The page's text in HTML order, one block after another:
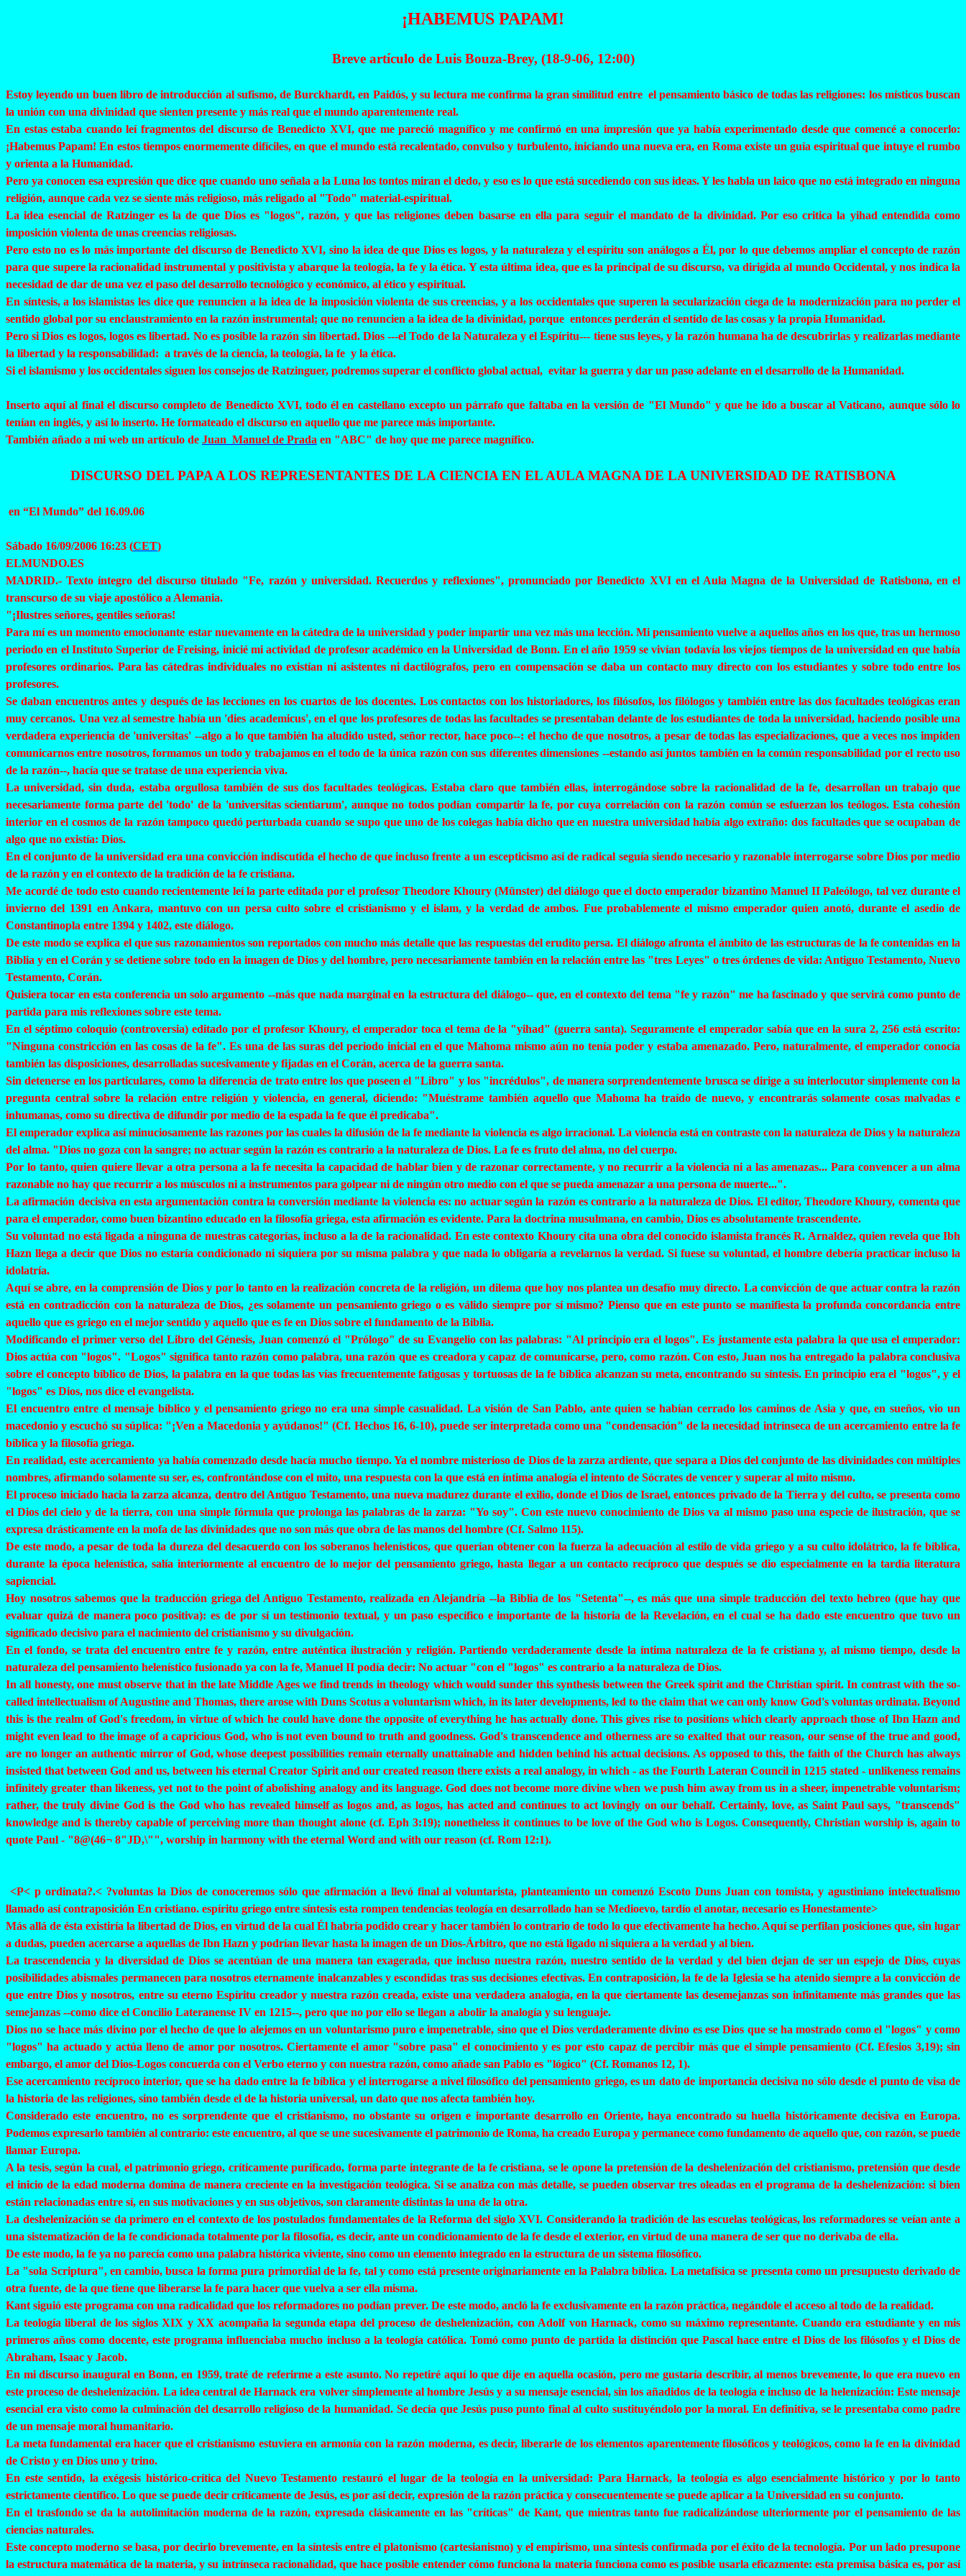
¡HABEMUS PAPAM!
Breve artículo de Luis Bouza-Brey, (18-9-06, 12:00)
Estoy leyendo un buen libro de introducción al sufismo, deBurckhardt, en Paidós, y su lectura me confirma la gran similitud entre el pensamiento básico de todas las religiones: los místicos buscan
la unión con una divinidad que sienten presente y más real que el mundo aparentemente real.
En estas estaba cuando leí fragmentos del discurso de Benedicto XVI, que me pareció magnífico y me confirmó en una impresión que ya había experimentado desde que comencé a conocerlo:
¡Habemus Papam! En estos tiempos enormemente difíciles, en que el mundo está recalentado, convulso y turbulento, iniciando una nueva era, en Roma existe un guía espiritual que intuye el rumbo
y orienta a la Humanidad.
Pero ya conocen esa expresión que dice que cuando uno señala a la Luna los tontos miran el dedo, y eso es lo que está sucediendo con sus ideas. Y les habla un laico que no está integrado en ninguna
religión, aunque cada vez se siente más religioso, más religado al "Todo" material-espiritual.
La idea esencial de Ratzinger es la de que Dios es "logos", razón, y que las religiones deben basarse en ella para seguir el mandato de la divinidad. Por eso critica la yihad entendida como
imposición violenta de unas creencias religiosas.
Pero esto no es lo más importante del discurso de Benedicto XVI, sino la idea de que Dios es logos, y la naturaleza y el espíritu son análogos a Él, por lo que debemos ampliar el concepto de razón
para que supere la racionalidad instrumental y positivista y abarque la teología, la fe y la ética. Y esta última idea, que es la principal de su discurso, va dirigida al mundo Occidental, y nos indica la
necesidad de dar de una vez el paso del desarrollo tecnológico y económico, al ético y espiritual.
En síntesis, a los islamistas les dice que renuncien a la idea de la imposición violenta de sus creencias, y a los occidentales que superen la secularización ciega de la modernización para no perder el
sentido global por su enclaustramiento en la razón instrumental; que no renuncien a la idea de la divinidad, porque entonces perderán el sentido de las cosas y la propia Humanidad.
Pero si Dios es logos, logos es libertad. No es posible la razón sin libertad. Dios ---el Todo de la Naturaleza y el Espíritu--- tiene sus leyes, y la razón humana ha de descubrirlas y realizarlas mediante
la libertad y la responsabilidad: a través de la ciencia, la teología, la fe y la ética.
Si el islamismo y los occidentales siguen los consejos de Ratzinguer, podremos superar el conflicto global actual, evitar la guerra y dar un paso adelante en el desarrollo de la Humanidad.
Inserto aquí al final el discurso completo de Benedicto XVI, todo él en castellano excepto un párrafo que faltaba en la versión de "El Mundo" y que he ido a buscar al Vaticano, aunque sólo lo
tenían en inglés, y así lo inserto. He formateado el discurso en aquello que me parece más importante.
También añado a mi web un artículo de Juan Manuel de Prada en "ABC" de hoy que me parece magnífico.
DISCURSO DEL PAPA A LOS REPRESENTANTES DE LA CIENCIA EN EL AULA MAGNA DE LA UNIVERSIDAD DE RATISBONA
en “El Mundo” del 16.09.06
Sábado 16/09/2006 16:23 (CET)
ELMUNDO.ES
MADRID.- Texto íntegro del discurso titulado "Fe, razón y universidad. Recuerdos y reflexiones", pronunciado por Benedicto XVI en el Aula Magna de la Universidad de Ratisbona, en el
transcurso de su viaje apostólico a Alemania.
"¡Ilustres señores, gentiles señoras!
Para mí es un momento emocionante estar nuevamente en la cátedra de la universidad y poder impartir una vez más una lección. Mi pensamiento vuelve a aquellos años en los que, tras un hermoso
periodo en el Instituto Superior deFreising, inicié mi actividad de profesor académico en la Universidad de Bonn. En el año 1959 se vivían todavía los viejos tiempos de la universidad en que había
profesores ordinarios. Para las cátedras individuales no existían ni asistentes ni dactilógrafos, pero en compensación se daba un contacto muy directo con los estudiantes y sobre todo entre los
profesores.
Se daban encuentros antes y después de las lecciones en los cuartos de los docentes. Los contactos con los historiadores, los filósofos, los filólogos y también entre las dos facultades teológicas eran
muy cercanos. Una vez al semestre había un 'dies academicus', en el que los profesores de todas las facultades se presentaban delante de los estudiantes de toda la universidad, haciendo posible una
verdadera experiencia de 'universitas' --algo a lo que también ha aludido usted, señor rector, hace poco--: el hecho de que nosotros, a pesar de todas las especializaciones, que a veces nos impiden
comunicarnos entre nosotros, formamos un todo y trabajamos en el todo de la única razón con sus diferentes dimensiones --estando así juntos también en la común responsabilidad por el recto uso
de la razón--, hacía que se tratase de una experiencia viva.
La universidad, sin duda, estaba orgullosa también de sus dos facultades teológicas. Estaba claro que también ellas, interrogándose sobre la racionalidad de la fe, desarrollan un trabajo que
necesariamente forma parte del 'todo' de la 'universitas scientiarum', aunque no todos podían compartir la fe, por cuya correlación con la razón común se esfuerzan los teólogos. Esta cohesión
interior en el cosmos de la razón tampoco quedó perturbada cuando se supo que uno de los colegas había dicho que en nuestra universidad había algo extraño: dos facultades que se ocupaban de
algo que no existía: Dios.
En el conjunto de la universidad era una convicción indiscutida el hecho de que incluso frente a un escepticismo así de radical seguía siendo necesario y razonable interrogarse sobre Dios por medio
de la razón y en el contexto de la tradición de la fe cristiana.
Me acordé de todo esto cuando recientemente leí la parte editada por el profesor Theodore Khoury(Münster) del diálogo que el docto emperador bizantino Manuel II Paleólogo, tal vez durante el
invierno del 1391 en Ankara, mantuvo con un persa culto sobre el cristianismo y el islam, y la verdad de ambos. Fue probablemente el mismo emperador quien anotó, durante el asedio de
Constantinopla entre 1394 y 1402, este diálogo.
De este modo se explica el que sus razonamientos son reportados con mucho más detalle que las respuestas del erudito persa. El diálogo afronta el ámbito de las estructuras de la fe contenidas en la
Biblia y en el Corán y se detiene sobre todo en la imagen de Dios y del hombre, pero necesariamente también en la relación entre las "tres Leyes" o tres órdenes de vida: Antiguo Testamento, Nuevo
Testamento, Corán.
Quisiera tocar en esta conferencia un solo argumento --más que nada marginal en la estructura del diálogo-- que, en el contexto del tema "fe y razón" me ha fascinado y que servirá como punto de
partida para mis reflexiones sobre este tema.
En el séptimo coloquio (controversia) editado por el profesor Khoury, el emperador toca el tema de la "yihad" (guerra santa). Seguramente el emperador sabía que enla sura 2, 256 está escrito:
"Ninguna constricción en las cosas de la fe". Es una de lassuras del periodo inicial en el que Mahoma mismo aún no tenía poder y estaba amenazado. Pero, naturalmente, el emperador conocía
también las disposiciones, desarrolladas sucesivamente y fijadas en el Corán, acerca de la guerra santa.
Sin detenerse en los particulares, como la diferencia de trato entre los que poseen el "Libro" y los "incrédulos", de manera sorprendentemente brusca se dirige a su interlocutor simplemente con la
pregunta central sobre la relación entre religión y violencia, en general, diciendo: "Muéstrame también aquello que Mahoma ha traído de nuevo, y encontrarás solamente cosas malvadas e
inhumanas, como su directiva de difundir por medio de la espada la fe que él predicaba".
El emperador explica así minuciosamente las razones por las cuales la difusión de la fe mediante la violencia es algo irracional. La violencia está en contraste con la naturaleza de Dios y la naturaleza
del alma. "Dios no goza con la sangre; no actuar según la razón es contrario a la naturaleza de Dios. La fe es fruto del alma, no del cuerpo.
Por lo tanto, quien quiere llevar a otra persona a la fe necesita la capacidad de hablar bien y de razonar correctamente, y no recurrir a la violencia ni a las amenazas... Para convencer a un alma
razonable no hay que recurrir a los músculos ni a instrumentos para golpear ni de ningún otro medio con el que se pueda amenazar a una persona de muerte...".
La afirmación decisiva en esta argumentación contra la conversión mediante la violencia es: no actuar según la razón es contrario a la naturaleza de Dios. El editor,Theodore Khoury, comenta que
para el emperador, como buen bizantino educado en la filosofía griega, esta afirmación es evidente. Para la doctrina musulmana, en cambio, Dios es absolutamente trascendente.
Su voluntad no está ligada a ninguna de nuestras categorías, incluso a la de la racionalidad. En este contexto Khourycita una obra del conocido islamista francés R. Arnaldez, quien revela que Ibh
Hazn llega a decir que Dios no estaría condicionado ni siquiera por su misma palabra y que nada lo obligaría a revelarnos la verdad. Si fuese su voluntad, el hombre debería practicar incluso la
idolatría.
Aquí se abre, en la comprensión de Dios y por lo tanto en la realización concreta de la religión, un dilema que hoy nos plantea un desafío muy directo. La convicción de que actuar contra la razón
está en contradicción con la naturaleza de Dios, ¿es solamente un pensamiento griego o es válido siempre por sí mismo? Pienso que en este punto se manifiesta la profunda concordancia entre
aquello que es griego en el mejor sentido y aquello que es fe en Dios sobre el fundamento de la Biblia.
Modificando el primer verso del Libro del Génesis, Juan comenzó el "Prólogo" de su Evangelio con las palabras: "Al principio era el logos". Es justamente esta palabra la que usa el emperador:
Dios actúa con "logos". "Logos" significa tanto razón como palabra, una razón que es creadora y capaz de comunicarse, pero, como razón. Con esto, Juan nos ha entregado la palabra conclusiva
sobre el concepto bíblico de Dios, la palabra en la que todas las vías frecuentemente fatigosas y tortuosas de la fe bíblica alcanzan su meta, encontrando su síntesis. En principio era el "logos", y el
"logos" es Dios, nos dice el evangelista.
El encuentro entre el mensaje bíblico y el pensamiento griego no era una simple casualidad. La visión de San Pablo, ante quien se habían cerrado los caminos de Asia y que, en sueños, vio un
macedonio y escuchó su súplica: "¡Ven a Macedonia y ayúdanos!" (Cf. Hechos 16, 6-10), puede ser interpretada como una "condensación" de la necesidad intrínseca de un acercamiento entre la fe
bíblica y la filosofía griega.
En realidad, este acercamiento ya había comenzado desde hacía mucho tiempo. Ya el nombre misterioso de Dios de la zarza ardiente, que separa a Dios del conjunto de las divinidades con múltiples
nombres, afirmando solamente su ser, es, confrontándose con el mito, una respuesta con la que está en íntima analogía el intento de Sócrates de vencer y superar al mito mismo.
El proceso iniciado hacia la zarza alcanza, dentro del Antiguo Testamento, una nueva madurez durante el exilio, donde el Dios de Israel, entonces privado de la Tierra y del culto, se presenta como
el Dios del cielo y de la tierra, con una simple fórmula que prolonga las palabras de la zarza: "Yo soy". Con este nuevo conocimiento de Dios va al mismo paso una especie de ilustración, que se
expresa drásticamente en la mofa de las divinidades que no son más que obra de las manos del hombre (Cf. Salmo 115).
De este modo, a pesar de toda la dureza del desacuerdo con los soberanos helenísticos, que querían obtener con la fuerza la adecuación al estilo de vida griego y a su culto idolátrico, la fe bíblica,
durante la época helenística, salía interiormente al encuentro de lo mejor del pensamiento griego, hasta llegar a un contacto recíproco que después se dio especialmente en la tardía literatura
sapiencial.
Hoy nosotros sabemos que la traducción griega del Antiguo Testamento, realizada en Alejandría --la Biblia de los "Setenta"--, es más que una simple traducción del texto hebreo (que hay que
evaluar quizá de manera poco positiva): es de por sí un testimonio textual, y un paso específico e importante de la historia de la Revelación, en el cual se ha dado este encuentro que tuvo un
significado decisivo para el nacimiento del cristianismo y su divulgación.
En el fondo, se trata del encuentro entre fe y razón, entre auténtica ilustración y religión. Partiendo verdaderamente desde la íntima naturaleza de la fe cristiana y, al mismo tiempo, desde la
naturaleza del pensamiento helenístico fusionado ya con la fe, Manuel II podía decir: No actuar "con el "logos" es contrario a la naturaleza de Dios.
In all honesty, one must observe that in the lateMiddle Ages we find trends in theology which would sunder this synthesis between the Greek spirit and the Christian spirit. In contrast with the so-
called intellectualism of Augustine and Thomas, there arose with Duns Scotus a voluntarism which, in its later developments, led to the claim that we can only know God's voluntas ordinata. Beyond
this is the realm of God's freedom, in virtue of which he could have done the opposite of everything he has actually done. This gives rise to positions which clearly approach those of Ibn Hazn and
might even lead to the image of a capricious God, who is not even bound to truth and goodness. God's transcendence and otherness are so exalted that our reason, our sense of the true and good,
are no longer an authentic mirror of God, whose deepest possibilities remain eternally unattainable and hidden behind his actual decisions. As opposed to this, the faith of the Church has always
insisted that between God and us, between his eternal Creator Spirit and our created reason there exists a real analogy, in which - as the Fourth Lateran Council in 1215 stated - unlikeness remains
infinitely greater than likeness, yet not to the point of abolishing analogy and its language. God does not become more divine when we push him away from us in a sheer, impenetrable voluntarism;
rather, the truly divine God is the God who has revealed himself as logos and, as logos, has acted and continues to act lovingly on our behalf. Certainly, love, as Saint Paul says, "transcends"
knowledge and is thereby capable of perceiving more than thought alone (cf. Eph 3:19); nonetheless it continues to be love of the God who is Logos. Consequently, Christian worship is, again to
quote Paul - "8@(46¬ 8"JD,\"", worship in harmony with the eternal Word and with our reason (cf. Rom 12:1).
<P< p ordinata?.< ?voluntasla Dios de conoceremos sólo que afirmación a llevó final al voluntarista, planteamiento un comenzó EscotoDuns Juan con tomista, y agustiniano intelectualismo
llamado así contraposición En cristiano. espíritu griego entre síntesis esta rompen tendencias teología en desarrollado han se Medioevo, tardío el anotar, necesario es Honestamente>
Más allá de ésta existiría la libertad de Dios, en virtud de la cual Él habría podido crear y hacer también lo contrario de todo lo que efectivamente ha hecho. Aquí se perfilan posiciones que, sin lugar
a dudas, pueden acercarse a aquellas de Ibn Hazn y podrían llevar hasta la imagen de un Dios-Árbitro, que no está ligado ni siquiera a la verdad y al bien.
La trascendencia y la diversidad de Dios se acentúan de una manera tan exagerada, que incluso nuestra razón, nuestro sentido de la verdad y del bien dejan de ser un espejo de Dios, cuyas
posibilidades abismales permanecen para nosotros eternamente inalcanzables y escondidas tras sus decisiones efectivas. En contraposición, la fe de la Iglesia se ha atenido siempre a la convicción de
que entre Dios y nosotros, entre su eterno Espíritu creador y nuestra razón creada, existe una verdadera analogía, en la que ciertamente las desemejanzas son infinitamente más grandes que las
semejanzas --como dice el Concilio Lateranense IV en 1215--, pero que no por ello se llegan a abolir la analogía y su lenguaje.
Dios no se hace más divino por el hecho de que lo alejemos en un voluntarismo puro e impenetrable, sino que el Dios verdaderamente divino es ese Dios que se ha mostrado como el "logos" y como
"logos" ha actuado y actúa lleno de amor por nosotros. Ciertamente el amor "sobre pasa" el conocimiento y es por esto capaz de percibir más que el simple pensamiento (Cf. Efesios 3,19); sin
embargo, el amor del Dios-Logos concuerda con el Verbo eterno y con nuestra razón, como añade san Pablo es "lógico" (Cf. Romanos 12, 1).
Ese acercamiento recíproco interior, que se ha dado entre la fe bíblica y el interrogarse a nivel filosófico del pensamiento griego, es un dato de importancia decisiva no sólo desde el punto de visa de
la historia de las religiones, sino también desde el de la historia universal, un dato que nos afecta también hoy.
Considerado este encuentro, no es sorprendente que el cristianismo, no obstante su origen e importante desarrollo en Oriente, haya encontrado su huella históricamente decisiva en Europa.
Podemos expresarlo también al contrario: este encuentro, al que se une sucesivamente el patrimonio de Roma, ha creado Europa y permanece como fundamento de aquello que, con razón, se puede
llamar Europa.
A la tesis, según la cual, el patrimonio griego, críticamente purificado, forma parte integrante de la fe cristiana, se le opone la pretensión de la deshelenización del cristianismo, pretensión que desde
el inicio de la edad moderna domina de manera creciente en la investigación teológica. Si se analiza con más detalle, se pueden observar tres oleadas en el programa de ladeshelenización: si bien
están relacionadas entre sí, en sus motivaciones y en sus objetivos, son claramente distintas la una de la otra.
La deshelenización se da primero en el contexto de los postulados fundamentales de la Reforma del siglo XVI. Considerando la tradición de las escuelas teológicas, los reformadores se veían ante a
una sistematización de la fe condicionada totalmente por la filosofía, es decir, ante un condicionamiento de la fe desde el exterior, en virtud de una manera de ser que no derivaba de ella.
De este modo, la fe ya no parecía como una palabra histórica viviente, sino como un elemento integrado en la estructura de un sistema filosófico.
La "sola Scriptura", en cambio, busca la forma pura primordial de la fe, tal y como está presente originariamente en la Palabra bíblica. La metafísica se presenta como un presupuesto derivado de
otra fuente, de la que tiene que liberarse la fe para hacer que vuelva a ser ella misma.
Kant siguió este programa con una radicalidad que los reformadores no podían prever. De este modo, ancló la fe exclusivamente en la razón práctica, negándole el acceso al todo de la realidad.
La teología liberal de los siglos XIX y XX acompaña la segunda etapa del proceso de deshelenización, con Adolf von Harnack, como su máximo representante. Cuando era estudiante y en mis
primeros años como docente, este programa influenciaba mucho incluso a la teología católica. Tomó como punto de partida la distinción que Pascal hace entre el Dios de los filósofos y el Dios de
Abraham, Isaac y Jacob.
En mi discurso inaugural en Bonn, en 1959, traté de referirme a este asunto. No repetiré aquí lo que dije en aquella ocasión, pero me gustaría describir, al menos brevemente, lo que era nuevo en
este proceso dedeshelenización. La idea central deHarnack era volver simplemente al hombre Jesús y a su mensaje esencial, sin los añadidos de la teología e incluso de la helenización: Este mensaje
esencial era visto como la culminación del desarrollo religioso de la humanidad. Se decía que Jesús puso punto final al culto sustituyéndolo por la moral. En definitiva, se le presentaba como padre
de un mensaje moral humanitario.
La meta fundamental era hacer que el cristianismo estuviera en armonía con la razón moderna, es decir, liberarle de los elementos aparentemente filosóficos y teológicos, como la fe en la divinidad
de Cristo y en Dios uno y trino.
En este sentido, la exégesis histórico-crítica del Nuevo Testamento restauró el lugar de la teología en la universidad: ParaHarnack, la teología es algo esencialmente histórico y por lo tanto
estrictamente científico. Lo que se puede decir críticamente de Jesús, es por así decir, expresión de la razón práctica y consecuentemente se puede aplicar a la Universidad en su conjunto.
En el trasfondo se da la autolimitación moderna de la razón, expresada clásicamente en las "críticas" de Kant, que mientras tanto fue radicalizándose ulteriormente por el pensamiento de las
ciencias naturales.
Este concepto moderno se basa, por decirlo brevemente, en la síntesis entre el platonismo (cartesianismo) y el empirismo, una síntesis confirmada por el éxito de la tecnología. Por un lado presupone
la estructura matemática de la materia, y su intrínseca racionalidad, que hace posible entender cómo funciona la materia funciona como es posible usarla eficazmente: esta premisa básica es, por así